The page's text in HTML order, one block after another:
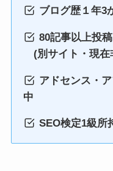
ブログ歴１年3
80記事以上投稿
(別サイト・現
アドセンス・
中
SEO検定1級所